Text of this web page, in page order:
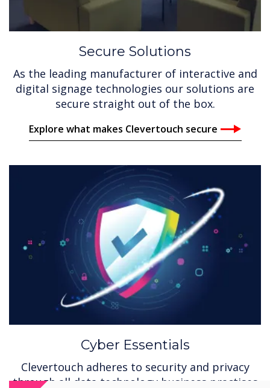
Secure Solutions
As the leading manufacturer of interactive and
digital signage technologies our solutions are
secure straight out of the box.
Explore what makes Clevertouch secure
Cyber Essentials
Clevertouch adheres to security and privacy
through all data technology business practises